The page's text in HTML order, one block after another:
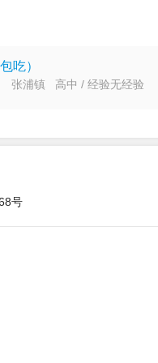
吃）
张浦镇 高中 / 经验无经验
号